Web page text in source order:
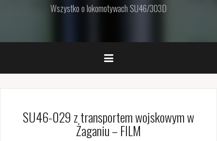
Wszystko o lokomotywach SU46/303D
SU46-029 z transportem wojskowym w
Żaganiu – FILM